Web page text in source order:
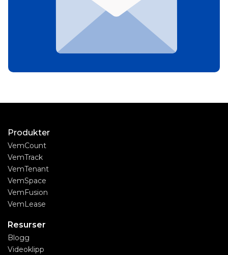
Produkter
VemCount
VemTrack
VemTenant
VemSpace
VemFusion
VemLease
Resurser
Blogg
Videoklipp